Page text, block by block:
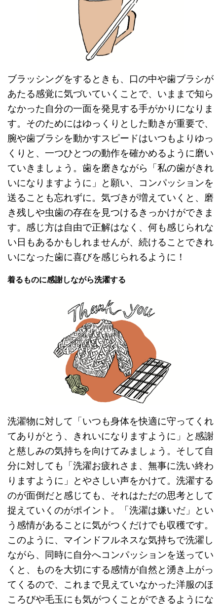
ブラッシングをするときも、口の中や歯ブラシが
あたる感覚に気づいていくことで、いままで知ら
なかった自分の一面を発見する手がかりになりま
す。そのためにはゆっくりとした動きが重要で、
腕や歯ブラシを動かすスピードはいつもよりゆっ
くりと、一つひとつの動作を確かめるように磨い
ていきましょう。歯を磨きながら「私の歯がきれ
いになりますように」と願い、コンパッションを
送ることも忘れずに。気づきが増えていくと、磨
き残しや虫歯の存在を見つけるきっかけができま
す。感じ方は自由で正解はなく、何も感じられな
い日もあるかもしれませんが、続けることできれ
いになった歯に喜びを感じられるように！
着るものに感謝しながら洗濯する
洗濯物に対して「いつも身体を快適に守ってくれ
てありがとう、きれいになりますように」と感謝
と慈しみの気持ちを向けてみましょう。そして自
分に対しても「洗濯お疲れさま、無事に洗い終わ
りますように」とやさしい声をかけて。洗濯する
のが面倒だと感じても、それはただの思考として
捉えていくのがポイント。「洗濯は嫌いだ」とい
う感情があることに気がつくだけでも収穫です。
このように、マインドフルネスな気持ちで洗濯し
ながら、同時に自分へコンパッションを送ってい
くと、ものを大切にする感情が自然と湧き上がっ
てくるので、これまで見えていなかった洋服のほ
ころびや毛玉にも気がつくことができるようにな